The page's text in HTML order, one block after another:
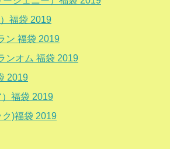
福袋 2019
ン 福袋 2019
ンオム 福袋 2019
2019
福袋 2019
)福袋 2019